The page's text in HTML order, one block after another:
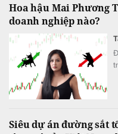
Hoa hậu Mai Phương
doanh nghiệp nào?
Siêu dự án đường sắt